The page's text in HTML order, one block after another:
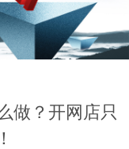
做？开网店只